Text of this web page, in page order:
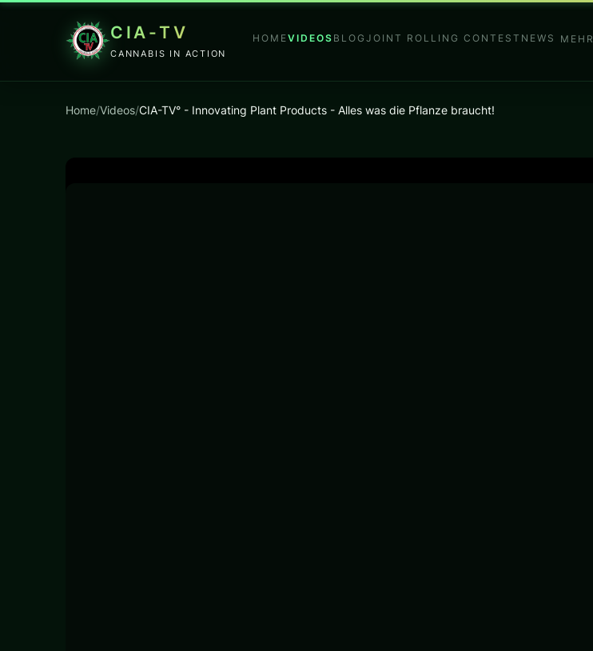
CIA-TV
CANNABIS IN ACTION
HOMEVIDEOS BLOGJOINT ROLLING CONTEST NEWS MEHR
Home/Videos/CIA-TV° - Innovating Plant Products - Alles was die Pflanze braucht!